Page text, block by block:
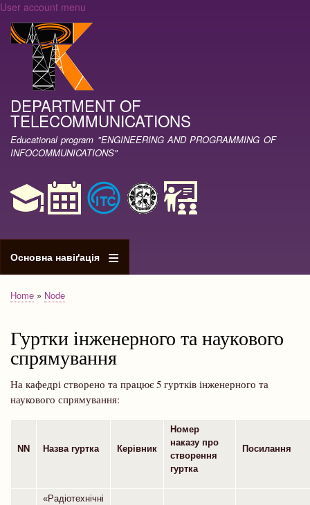
User account menu
DEPARTMENT OF
TELECOMMUNICATIONS
Educational program "ENGINEERING AND PROGRAMMING OF
INFOCOMMUNICATIONS"
Основна навіґація
Breadcrumb
Home Node
Гуртки інженерного та наукового
спрямування
На кафедрі створено та працює 5 гуртків інженерного та
наукового спрямування:
NN Назва гуртка Керівник
Номер
наказу про
створення
гуртка
Посилання
«Радіотехнічні